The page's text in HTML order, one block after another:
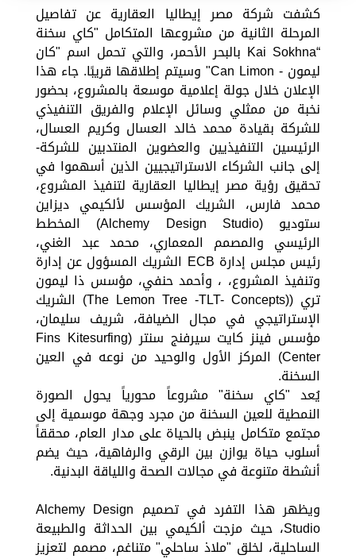
كشفت شركة مصر إيطاليا العقارية عن تفاصيل
المرحلة الثانية من مشروعها المتكامل "كاي سخنة
“Kai Sokhna بالبحر الأحمر، والتي تحمل اسم "كان
ليمون - Can Limon" وسيتم إطلاقها قريبًا. جاء هذا
الإعلان خلال جولة إعلامية موسعة بالمشروع، بحضور
نخبة من ممثلي وسائل الإعلام والفريق التنفيذي
للشركة بقيادة محمد خالد العسال وكريم العسال،
الرئيسين التنفيذيين والعضوين المنتدبين للشركة-
إلى جانب الشركاء الاستراتيجيين الذين أسهموا في
تحقيق رؤية مصر إيطاليا العقارية لتنفيذ المشروع،
محمد فارس، الشريك المؤسس لألكيمي ديزاين
ستوديو (Alchemy Design Studio) المخطط
الرئيسي والمصمم المعماري، محمد عبد الغني،
رئيس مجلس إدارة ECB الشريك المسؤول عن إدارة
وتنفيذ المشروع، ، وأحمد حنفي، مؤسس ذا ليمون
تري ((The Lemon Tree -TLT- Concepts) الشريك
الإستراتيجي في مجال الضيافة، شريف سليمان،
مؤسس فينز كايت سيرفنج سنتر (Fins Kitesurfing
Center) المركز الأول والوحيد من نوعه في العين
السخنة.
يُعد "كاي سخنة" مشروعاً محورياً يحول الصورة
النمطية للعين السخنة من مجرد وجهة موسمية إلى
مجتمع متكامل ينبض بالحياة على مدار العام، محققاً
أسلوب حياة يوازن بين الرقي والرفاهية، حيث يضم
أنشطة متنوعة في مجالات الصحة واللياقة البدنية.
ويظهر هذا التفرد في تصميم Alchemy Design
Studio، حيث مزجت ألكيمي بين الحداثة والطبيعة
الساحلية، لخلق "ملاذ ساحلي" متناغم، مصمم لتعزيز